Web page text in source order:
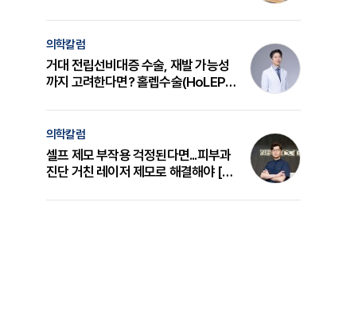
의학칼럼
거대 전립선비대증 수술, 재발 가능성
까지 고려한다면? 홀렙수술(HoLEP)
의학칼럼
셀프 제모 부작용 걱정된다면...피부과
진단 거친 레이저 제모로 해결해야 [변